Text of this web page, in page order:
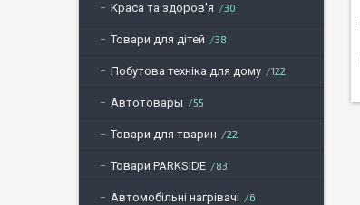
Краса та здоров'я 30
Товари для дітей 38
Побутова техніка для дому 122
Автотовары 55
Товари для тварин 22
Товари PARKSIDE 83
Автомобільні нагрівачі 6